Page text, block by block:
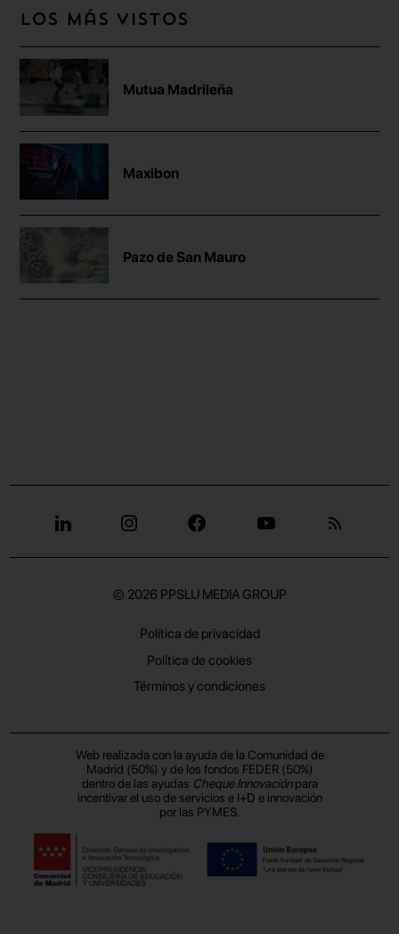
Los más vistos
Mutua Madrileña
Maxibon
Pazo de San Mauro
© 2026 PPSLU MEDIA GROUP
Política de privacidad
Política de cookies
Términos y condiciones
Web realizada con la ayuda de la Comunidad de
Madrid (50%) y de los fondos FEDER (50%)
dentro de las ayudas Cheque Innovaciónpara
incentivar el uso de servicios e I+D e innovación
por las PYMES.